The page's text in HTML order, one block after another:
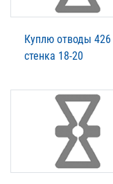
Куплю отводы 426
стенка 18-20